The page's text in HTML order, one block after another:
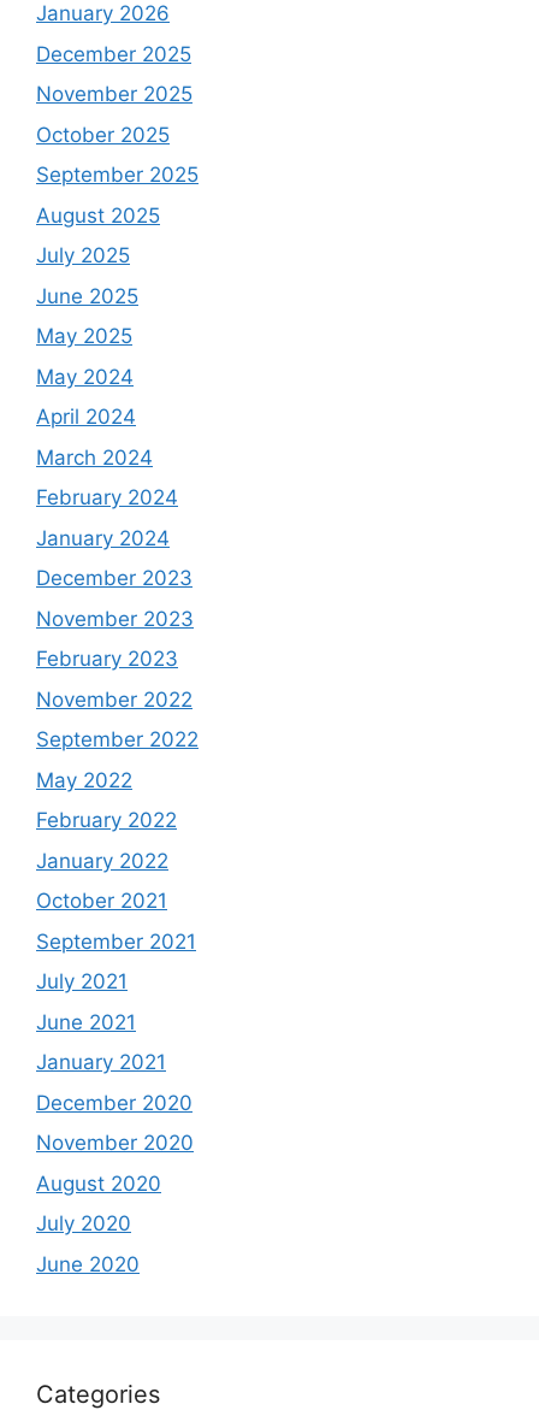
January 2026
December 2025
November 2025
October 2025
September 2025
August 2025
July 2025
June 2025
May 2025
May 2024
April 2024
March 2024
February 2024
January 2024
December 2023
November 2023
February 2023
November 2022
September 2022
May 2022
February 2022
January 2022
October 2021
September 2021
July 2021
June 2021
January 2021
December 2020
November 2020
August 2020
July 2020
June 2020
Categories